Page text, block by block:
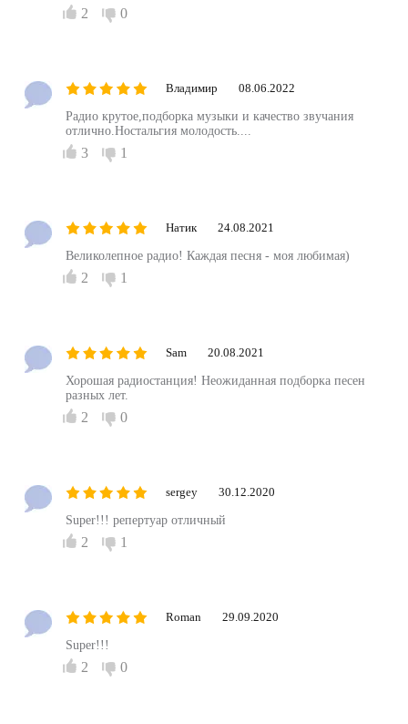
2 0
Владимир 08.06.2022
Радио крутое,подборка музыки и качество звучания
отлично.Ностальгия молодость....
3 1
Натик 24.08.2021
Великолепное радио! Каждая песня - моя любимая)
2 1
Sam 20.08.2021
Хорошая радиостанция! Неожиданная подборка песен
разных лет.
2 0
sergey 30.12.2020
Super!!! репертуар отличный
2 1
Roman 29.09.2020
Super!!!
2 0